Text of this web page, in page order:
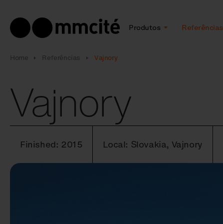
Produtos Referências
Home Referências Vajnory
Vajnory
Finished: 2015 Local: Slovakia, Vajnory